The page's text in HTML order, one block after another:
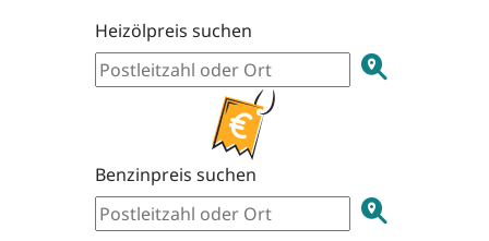
Heizölpreis suchen
Benzinpreis suchen